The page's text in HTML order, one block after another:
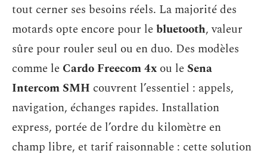
tout cerner ses besoins réels. La majorité des
motards opte encore pour lebluetooth, valeur
sûre pour rouler seul ou en duo. Des modèles
comme le Cardo Freecom 4x ou le Sena
Intercom SMH couvrent l’essentiel : appels,
navigation, échanges rapides. Installation
express, portée de l’ordre du kilomètre en
champ libre, et tarif raisonnable : cette solution